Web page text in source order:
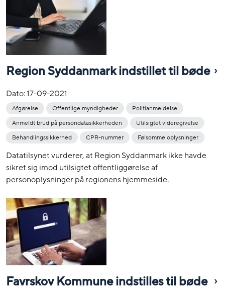
Region Syddanmark indstillet til bøde
Dato:17-09-2021
Afgørelse Offentlige myndigheder
Politianmeldelse
Anmeldt brud på persondatasikkerheden
Utilsigtet videregivelse
Behandlingssikkerhed
CPR-nummer Følsomme oplysninger
Datatilsynet vurderer, at Region Syddanmark ikke havde
sikret sig imod utilsigtet offentliggørelse af
personoplysninger på regionens hjemmeside.
Favrskov Kommune indstilles til bøde